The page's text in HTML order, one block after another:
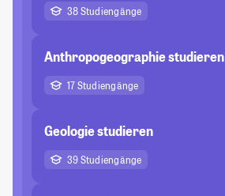
38 Studiengänge
Anthropogeographie studieren
17 Studiengänge
Geologie studieren
39 Studiengänge